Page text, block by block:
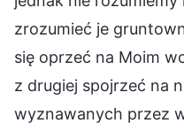
zrozumieć je
się oprzeć na Moim
z drugiej spojrzeć na
wyznawanych przez